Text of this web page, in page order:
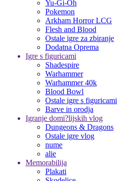
Yu-Gi-Oh
Pokemon
Arkham Horror LCG
Flesh and Blood
Ostale igre za zbiranje
Dodatna Oprema
Igre s figuricami
Shadespire
Warhammer
Warhammer 40k
Blood Bowl
Ostale igre s figuricami
Barve in orodja
Igranje domi?lijskih vlog
Dungeons & Dragons
Ostale igre vlog
nume
alie
Memorabilija
Plakati